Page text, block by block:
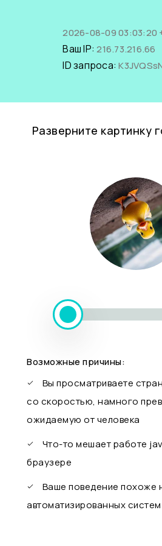
2026-08-09 03:03:20
Ваш IP:216.73.216.66
ID запроса:
Разверните картинку
Возможные причины:
Вы просматриваете
со скоростью, намного
ожидаемую от человека
Что-то мешает работе
браузере
Ваше поведение похоже
автоматизированных систем